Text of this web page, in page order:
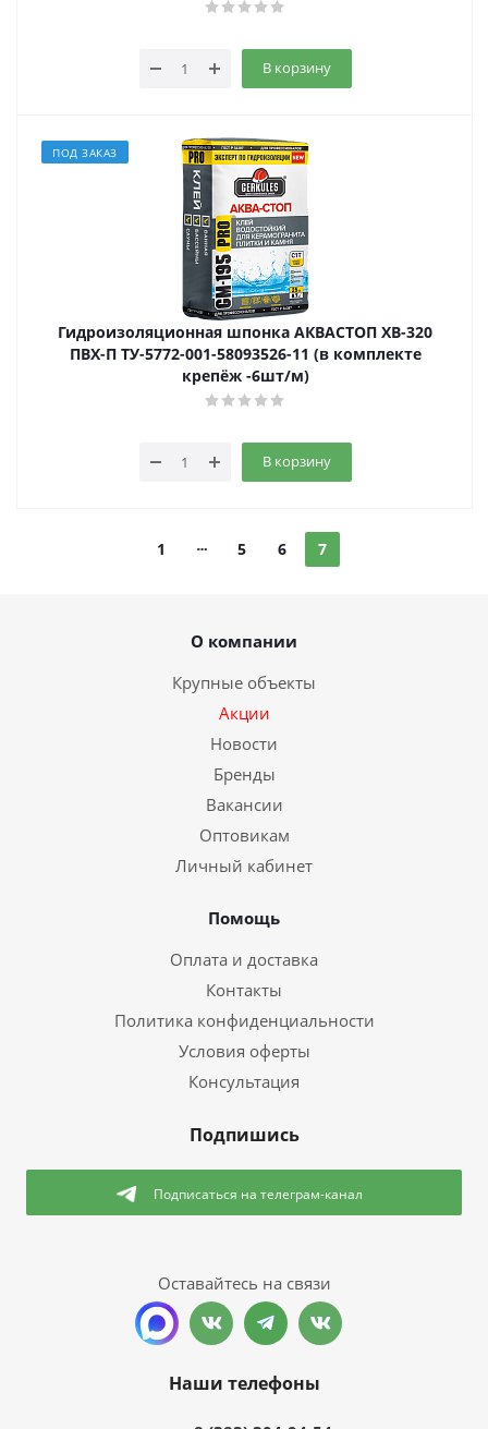
В корзину
ПОД ЗАКАЗ
Гидроизоляционная шпонка АКВАСТОП ХВ-320
ПВХ-П ТУ-5772-001-58093526-11 (в комплекте
крепёж -6шт/м)
В корзину
1 5 6 7
О компании
Крупные объекты
Акции
Новости
Бренды
Вакансии
Оптовикам
Личный кабинет
Помощь
Оплата и доставка
Контакты
Политика конфиденциальности
Условия оферты
Консультация
Подпишись
Подписаться на телеграм-канал
Оставайтесь на связи
Наши телефоны